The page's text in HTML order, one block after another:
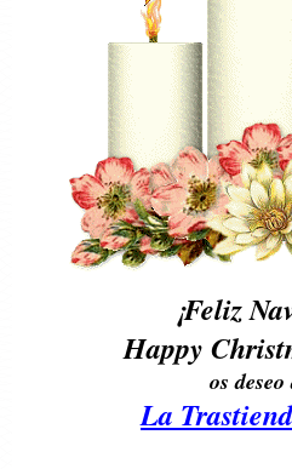
¡Feliz
Happy
os deseo
La